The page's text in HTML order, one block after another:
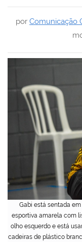
Gabi está sentada
esportiva amarela com
olho esquerdo e está
cadeiras de plástico
por Comunicação